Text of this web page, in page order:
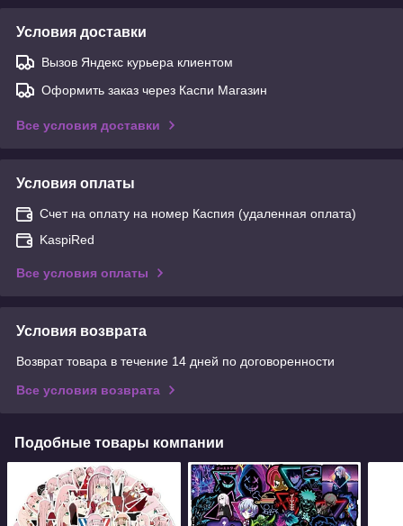
Условия доставки
Вызов Яндекс курьера клиентом
Оформить заказ через Каспи Магазин
Все условия доставки
Условия оплаты
Счет на оплату на номер Каспия (удаленная оплата)
KaspiRed
Все условия оплаты
Условия возврата
Возврат товара в течение 14 дней по договоренности
Все условия возврата
Подобные товары компании